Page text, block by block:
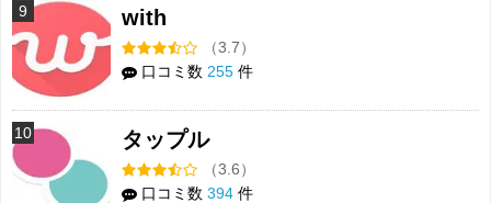
9 with
（3.7）
口コミ数 255 件
10 タップル
（3.6）
口コミ数 394 件